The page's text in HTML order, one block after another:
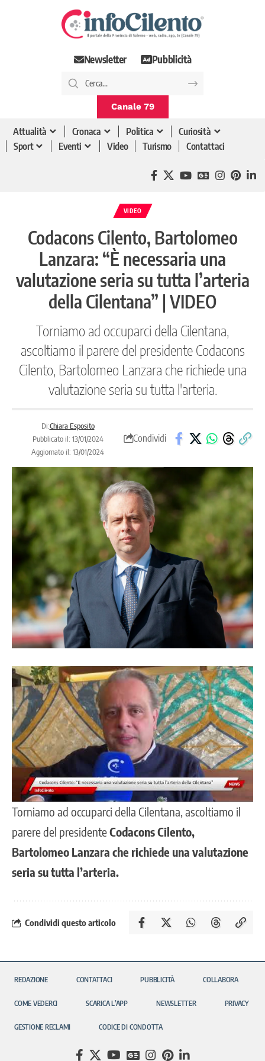
Newsletter Pubblicità
Canale 79
Attualità Cronaca Politica
Curiosità
Sport
Eventi Video Turismo Contattaci
VIDEO
Codacons Cilento, Bartolomeo
Lanzara: “È necessaria una
valutazione seria su tutta l’arteria
della Cilentana” | VIDEO
Torniamo ad occuparci della Cilentana,
ascoltiamo il parere del presidente Codacons
Cilento, Bartolomeo Lanzara che richiede una
valutazione seria su tutta l'arteria.
Di:Chiara Esposito
Pubblicato il: 13/01/2024
Aggiornato il: 13/01/2024
Condividi
Torniamo ad occuparci della Cilentana, ascoltiamo il
parere del presidenteCodacons Cilento,
Bartolomeo Lanzara che richiede una valutazione
seria su tutta l’arteria.
Condividi questo articolo
REDAZIONE CONTATTACI PUBBLICITÀ COLLABORA
COME VEDERCI SCARICA L’APP NEWSLETTER PRIVACY
GESTIONE RECLAMI CODICE DI CONDOTTA